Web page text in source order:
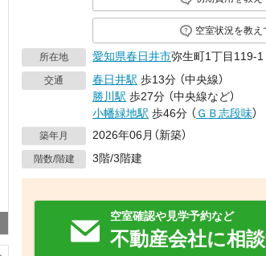
空室状況を教え
所在地 愛知県春日井市弥生町1丁目119-1
交通 春日井駅 歩13分 （中央線）
勝川駅 歩27分 （中央線など）
小幡緑地駅 歩46分 （ ＧＢ志段味）
築年月 2026年06月（新築）
階数/階建 3階/3階建
空室確認や見学予約など
不動産会社に相